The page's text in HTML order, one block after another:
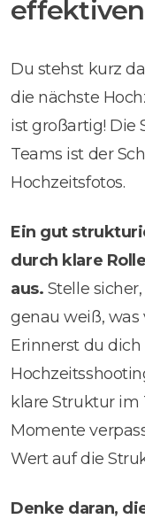
Du stehst kurz
die nächste
ist großartig! Die
Teams ist der
Hochzeitsfotos.
Ein gut
durch klare
aus. Stelle
genau weiß,
Erinnerst du
klare Struktur
Momente
Wert auf die
Denke daran,